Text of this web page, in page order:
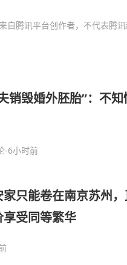
自腾讯平台创作者，不代表腾讯
销毁婚外胚胎”：不
-6小时前
家只能卷在南京苏州
受同等繁华